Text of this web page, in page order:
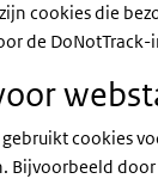
cookies die
de
cookies
Bijvoorbeeld